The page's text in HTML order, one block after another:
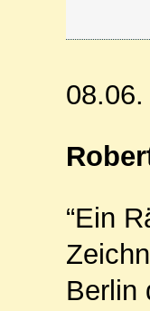
“Ein
Berlin